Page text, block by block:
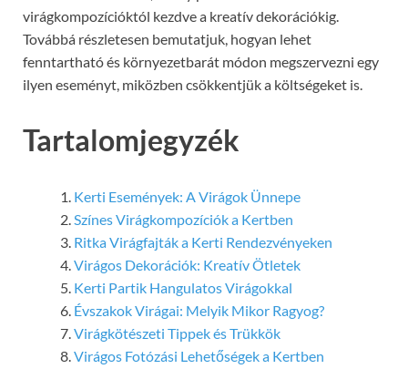
virágkompozícióktól kezdve a kreatív dekorációkig.
Továbbá részletesen bemutatjuk, hogyan lehet
fenntartható és környezetbarát módon megszervezni egy
ilyen eseményt, miközben csökkentjük a költségeket is.
Tartalomjegyzék
Kerti Események: A Virágok Ünnepe
Színes Virágkompozíciók a Kertben
Ritka Virágfajták a Kerti Rendezvényeken
Virágos Dekorációk: Kreatív Ötletek
Kerti Partik Hangulatos Virágokkal
Évszakok Virágai: Melyik Mikor Ragyog?
Virágkötészeti Tippek és Trükkök
Virágos Fotózási Lehetőségek a Kertben